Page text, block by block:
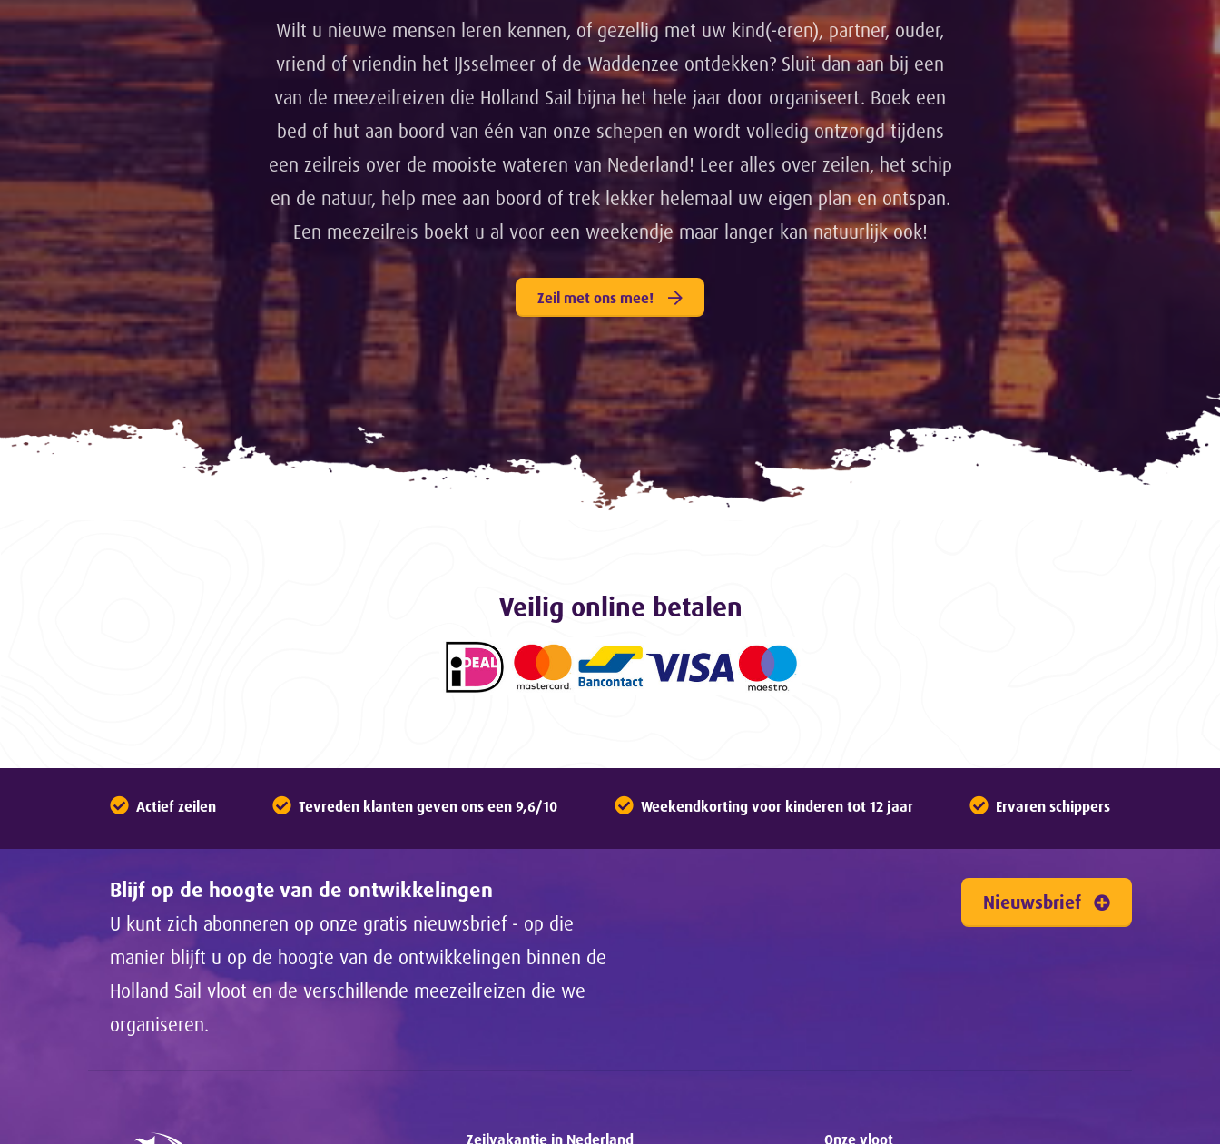
Wilt u nieuwe mensen leren kennen, of gezellig met uw kind(-eren), partner, ouder,
vriend of vriendin het IJsselmeer of de Waddenzee ontdekken? Sluit dan aan bij een
van de meezeilreizen die Holland Sail bijna het hele jaar door organiseert. Boek een
bed of hut aan boord van één van onze schepen en wordt volledig ontzorgd tijdens
een zeilreis over de mooiste wateren van Nederland! Leer alles over zeilen, het schip
en de natuur, help mee aan boord of trek lekker helemaal uw eigen plan en ontspan.
Een meezeilreis boekt u al voor een weekendje maar langer kan natuurlijk ook!
Zeil met ons mee!
Veilig online betalen
Actief zeilen Tevreden klanten geven ons een 9,6/10 Weekendkorting voor kinderen tot 12 jaar Ervaren schippers
Blijf op de hoogte van de ontwikkelingen
U kunt zich abonneren op onze gratis nieuwsbrief - op die
manier blijft u op de hoogte van de ontwikkelingen binnen de
Holland Sail vloot en de verschillende meezeilreizen die we
organiseren.
Nieuwsbrief
Zeilvakantie in Nederland Onze vloot